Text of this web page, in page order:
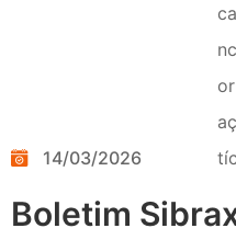
14/03/2026
Boletim